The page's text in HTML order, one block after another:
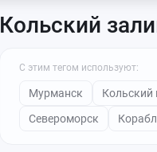
Кольский
С этим тегом используют:
Мурманск Кольский
Североморск